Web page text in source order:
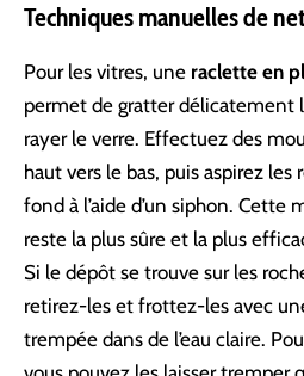
Techniques manuelles de
Pour les vitres, une raclette en
permet de gratter délicatement
rayer le verre. Effectuez des
haut vers le bas, puis aspirez
fond à l’aide d’un siphon. Cette
reste la plus sûre et la plus
Si le dépôt se trouve sur les
retirez-les et frottez-les avec
trempée dans de l’eau claire.